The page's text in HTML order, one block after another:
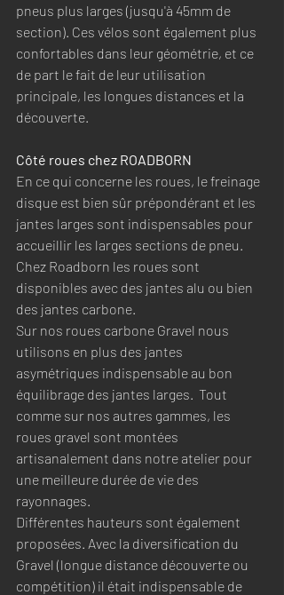
pneus plus larges (jusqu'à 45mm de
section). Ces vélos sont également plus
confortables dans leur géométrie, et ce
de part le fait de leur utilisation
principale, les longues distances et la
découverte.
Côté roues chez ROADBORN
En ce qui concerne les roues, le freinage
disque est bien sûr prépondérant et les
jantes larges sont indispensables pour
accueillir les larges sections de pneu.
Chez Roadborn les roues sont
disponibles avec des jantes alu ou bien
des jantes carbone.
Sur nos roues carbone Gravel nous
utilisons en plus des jantes
asymétriques indispensable au bon
équilibrage des jantes larges.  Tout
comme sur nos autres gammes, les
roues gravel sont montées
artisanalement dans notre atelier pour
une meilleure durée de vie des
rayonnages.
Différentes hauteurs sont également
proposées. Avec la diversification du
Gravel (longue distance découverte ou
compétition) il était indispensable de